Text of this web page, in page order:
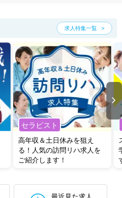
求人特集一覧
セラピスト
高年収＆土日休みを狙え
る！人気の訪問リハ求人を
ご紹介します！